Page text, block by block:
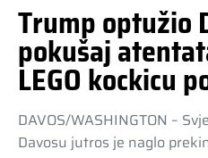
Trump optužio
pokušaj
LEGO kockicu
DAVOS/WASHINGTON –
Davosu jutros je naglo